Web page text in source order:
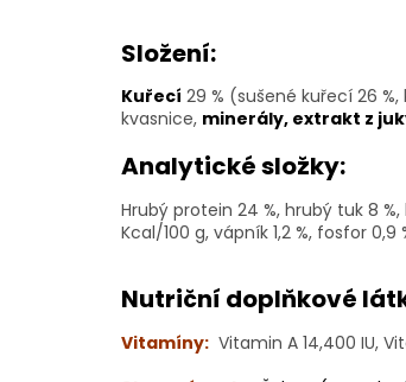
Složení:
Kuřecí 29 % (sušené kuřecí 26
kvasnice, minerály, extrakt z
Analytické složky:
Hrubý protein 24 %, hrubý tuk 8 %,
Kcal/100 g, vápník 1,2 %, fosfor 0,9
Nutriční doplňkové
Vitamíny: Vitamin A 14,400 IU,